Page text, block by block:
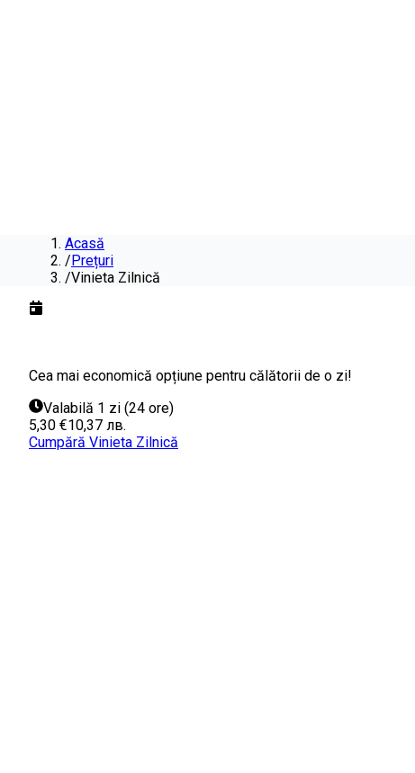
Acasă
/Prețuri
/Vinieta Zilnică
Cea mai economică opțiune pentru călătorii de o zi!
Valabilă 1 zi (24 ore)
5,30 €10,37 лв.
Cumpără Vinieta Zilnică